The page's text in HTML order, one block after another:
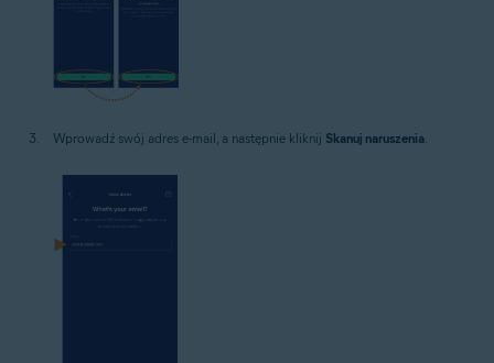
Wprowadź swój adres e-mail, a następnie kliknij Skanuj naruszenia